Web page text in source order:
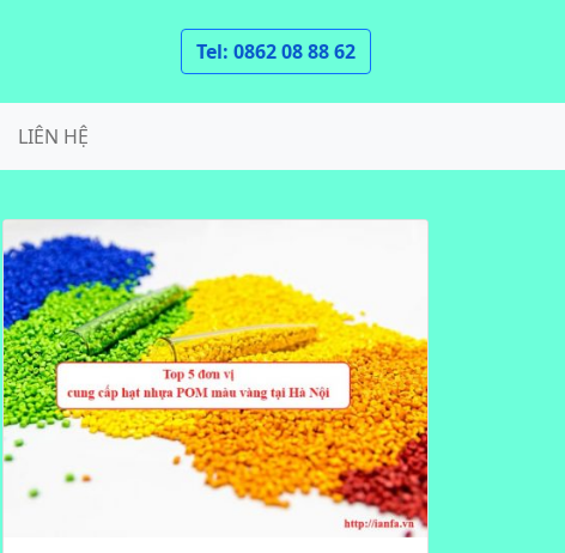
Tel: 0862 08 88 62
LIÊN HỆ